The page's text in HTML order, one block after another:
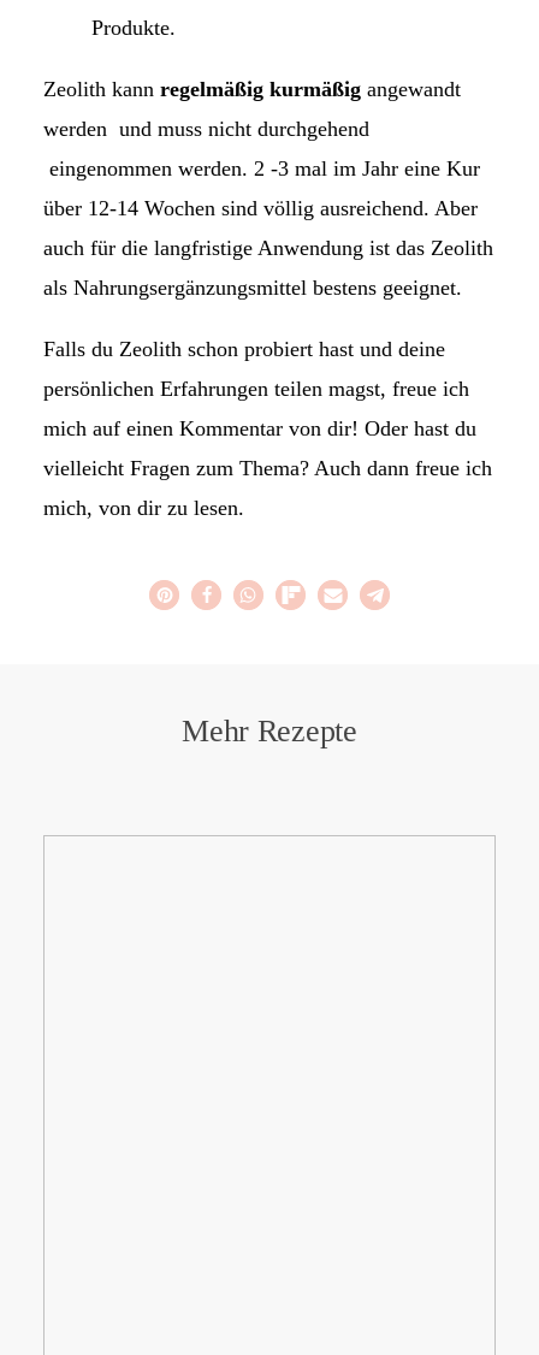
Produkte.
Zeolith kann regelmäßig kurmäßigangewandt
werden und muss nicht durchgehend
eingenommen werden. 2 -3 mal im Jahr eine Kur
über 12-14 Wochen sind völlig ausreichend. Aber
auch für die langfristige Anwendung ist das Zeolith
als Nahrungsergänzungsmittel bestens geeignet.
Falls du Zeolith schon probiert hast und deine
persönlichen Erfahrungen teilen magst, freue ich
mich auf einen Kommentar von dir! Oder hast du
vielleicht Fragen zum Thema? Auch dann freue ich
mich, von dir zu lesen.
Mehr Rezepte